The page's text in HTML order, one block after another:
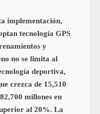
implementación,
tecnología GPS
y
no se limita al
deportiva,
crezca de 15,510
millones en
al 20%. La